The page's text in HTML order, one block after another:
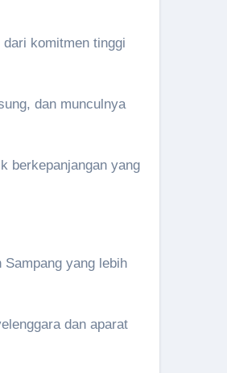
komitmen tinggi
dan munculnya
berkepanjangan yang
yang lebih
dan aparat